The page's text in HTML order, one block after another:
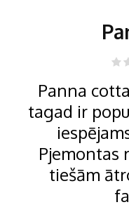
Panna
tagad ir
Pjemontas
tiešām